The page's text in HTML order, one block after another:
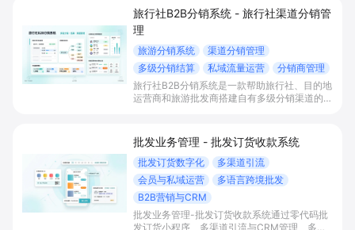
单、提升复购率与客单价。
旅行社B2B分销系统 - 旅行社渠道分销管
理
旅游分销系统
渠道分销管理
多级分销结算
私域流量运营
分销商管理
旅行社B2B分销系统是一款帮助旅行社、目的地
运营商和旅游批发商搭建自有多级分销渠道的数
效与持续出团和复购增长。
批发业务管理 - 批发订货收款系统
批发订货数字化
多渠道引流
会员与私域运营
多语言跨境批发
B2B营销与CRM
批发业务管理-批发订货收款系统通过零代码批
发订货小程序、多渠道引流与CRM管理、多语